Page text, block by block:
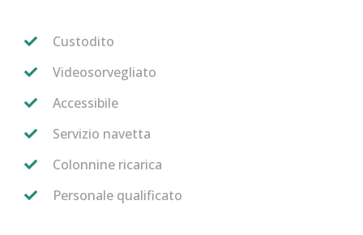
Custodito
Videosorvegliato
Accessibile
Servizio navetta
Colonnine ricarica
Personale qualificato